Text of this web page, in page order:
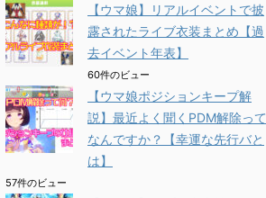
【ウマ娘】リアルイベントで披
露されたライブ衣装まとめ【過
去イベント年表】
60件のビュー
【ウマ娘ポジションキープ解
説】最近よく聞くPDM解除って
なんですか？【幸運な先行バと
は】
57件のビュー